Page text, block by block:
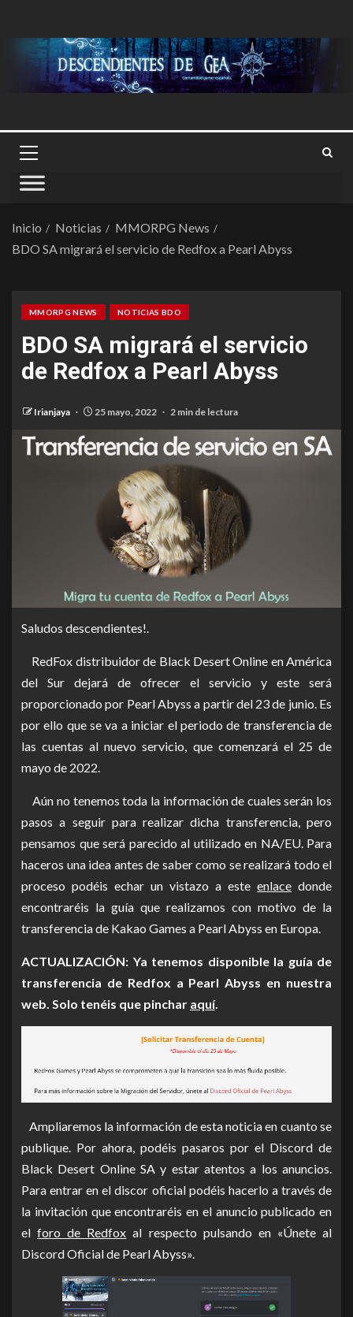
Inicio Noticias
MMORPG News
BDO SA migrará el servicio de Redfox a Pearl Abyss
MMORPG NEWS NOTICIAS BDO
BDO SA migrará el servicio
de Redfox a Pearl Abyss
Irianjaya 25 mayo, 2022 2 min de lectura
Saludos descendientes!.
RedFox distribuidor de Black Desert Online en América
del Sur dejará de ofrecer el servicio y este será
proporcionado por Pearl Abyss a partir del 23 de junio. Es
por ello que se va a iniciar el periodo de transferencia de
las cuentas al nuevo servicio, que comenzará el 25 de
mayo de 2022.
Aún no tenemos toda la información de cuales serán los
pasos a seguir para realizar dicha transferencia, pero
pensamos que será parecido al utilizado en NA/EU. Para
haceros una idea antes de saber como se realizará todo el
proceso podéis echar un vistazo a este enlace donde
encontraréis la guía que realizamos con motivo de la
transferencia de Kakao Games a Pearl Abyss en Europa.
ACTUALIZACIÓN: Ya tenemos disponible la guía de
transferencia de Redfox a Pearl Abyss en nuestra
web. Solo tenéis que pinchar aquí.
Ampliaremos la información de esta noticia en cuanto se
publique. Por ahora, podéis pasaros por el Discord de
Black Desert Online SA y estar atentos a los anuncios.
Para entrar en el discor oficial podéis hacerlo a través de
la invitación que encontraréis en el anuncio publicado en
elforo de Redfox al respecto pulsando en «Únete al
Discord Oficial de Pearl Abyss».